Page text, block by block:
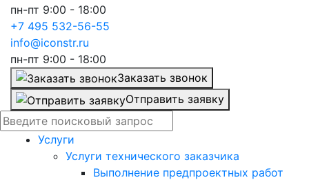
пн-пт 9:00 - 18:00
+7 495 532-56-55
info@iconstr.ru
пн-пт 9:00 - 18:00
Заказать звонок
Отправить заявку
Услуги
Услуги технического заказчика
Выполнение предпроектных работ